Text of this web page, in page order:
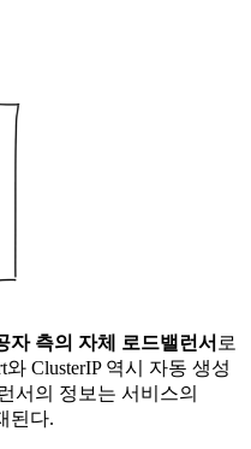
자 측의 자체 로드밸런서 로
ClusterIP 역시 자동 생성
서의 정보는 서비스의
된다.